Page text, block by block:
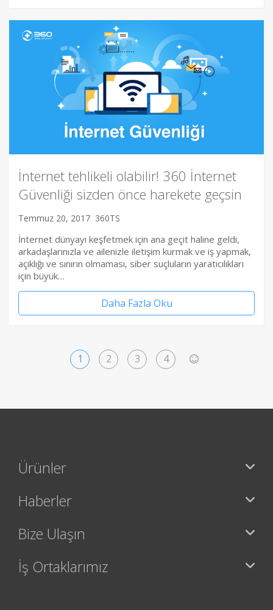
İnternet tehlikeli olabilir! 360 İnternet
Güvenliği sizden önce harekete geçsin
Temmuz 20, 2017 360TS
İnternet dünyayı keşfetmek için ana geçit haline geldi,
arkadaşlarınızla ve ailenizle iletişim kurmak ve iş yapmak,
açıklığı ve sınırın olmaması, siber suçluların yaratıcılıkları
için büyük…
Daha Fazla Oku
1 2 3 4
Ürünler
Haberler
Bize Ulaşın
İş Ortaklarımız